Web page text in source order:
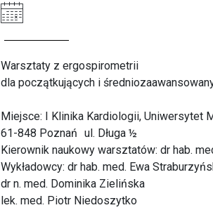
Warsztaty z ergospirometrii
dla początkujących i
Miejsce: I Klinika Kardiologii, Uniwersytet
61-848 Poznań ul. Długa ½
Kierownik naukowy warsztatów: dr hab.
Wykładowcy: dr hab. med. Ewa
dr n. med. Dominika Zielińska
lek. med. Piotr Niedoszytko